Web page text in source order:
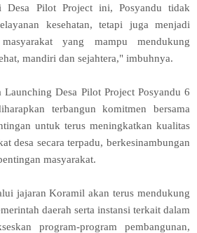
Desa Pilot Project ini, Posyandu tidak
kesehatan, tetapi juga menjadi
yang mampu mendukung
mandiri dan sejahtera," imbuhnya.
Launching Desa Pilot Project Posyandu 6
terbangun komitmen bersama
untuk terus meningkatkan kualitas
desa secara terpadu, berkesinambungan
masyarakat.
jajaran Koramil akan terus mendukung
daerah serta instansi terkait dalam
program-program pembangunan,